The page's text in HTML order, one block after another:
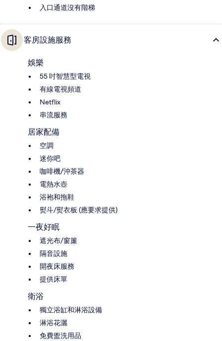
入口通道沒有階梯
客房設施服務
娛樂
55 吋智慧型電視
有線電視頻道
Netflix
串流服務
居家配備
空調
迷你吧
咖啡機/沖茶器
電熱水壺
浴袍和拖鞋
熨斗/熨衣板 (應要求提供)
一夜好眠
遮光布/窗簾
隔音設施
開夜床服務
提供床單
衛浴
獨立浴缸和淋浴設備
淋浴花灑
免費盥洗用品